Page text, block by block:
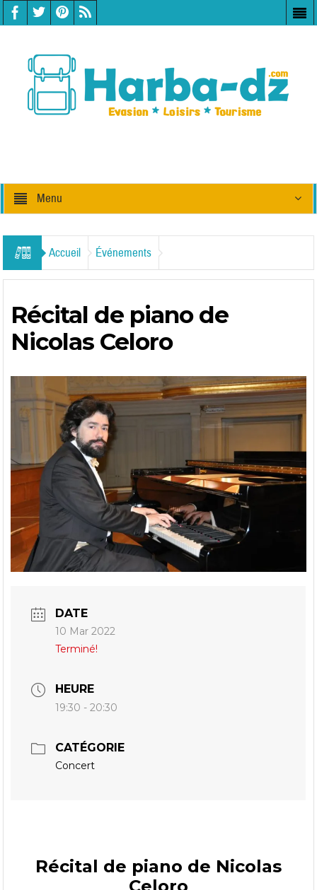
Menu
Accueil Événements
Récital de piano de
Nicolas Celoro
DATE
10 Mar 2022
Terminé!
HEURE
19:30 - 20:30
CATÉGORIE
Concert
Récital de piano de Nicolas